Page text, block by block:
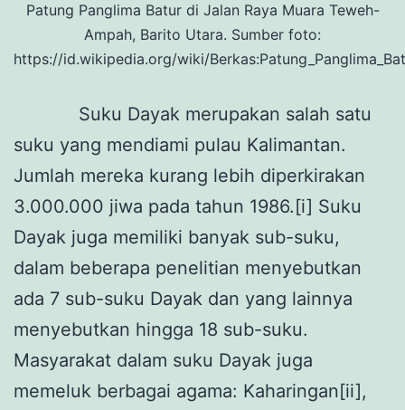
Patung Panglima Batur di Jalan Raya Muara Teweh-
Ampah, Barito Utara. Sumber foto:
https://id.wikipedia.org/wiki/
Suku Dayak merupakan salah satu
suku yang mendiami pulau Kalimantan.
Jumlah mereka kurang lebih diperkirakan
3.000.000 jiwa pada tahun 1986.[i] Suku
Dayak juga memiliki banyak sub-suku,
dalam beberapa penelitian menyebutkan
ada 7 sub-suku Dayak dan yang lainnya
menyebutkan hingga 18 sub-suku.
Masyarakat dalam suku Dayak juga
memeluk berbagai agama: Kaharingan[ii],